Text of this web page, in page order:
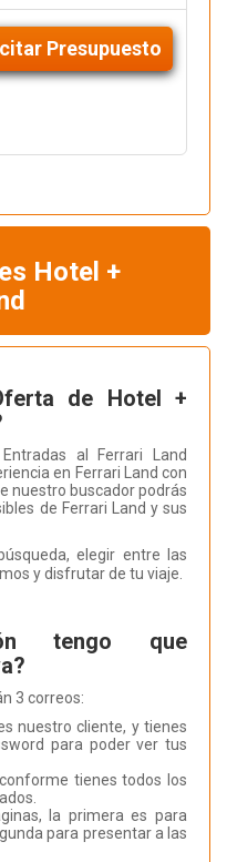
Presupuesto
Hotel +
de Hotel +
al Ferrari Land
en Ferrari Land con
nuestro buscador podrás
de Ferrari Land y sus
elegir entre las
y disfrutar de tu viaje.
tengo que
3 correos:
nuestro cliente, y tienes
para poder ver tus
tienes todos los
la primera es para
para presentar a las